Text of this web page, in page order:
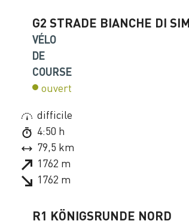
G2 STRADE BIANCHE DI
VÉLO
DE
COURSE
ouvert
difficile
4:50 h
79,5 km
1762 m
1762 m
R1 KÖNIGSRUNDE NORD